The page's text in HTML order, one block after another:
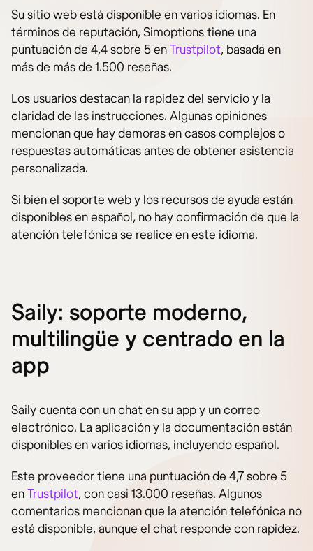
Su sitio web está disponible en varios idiomas. En
términos de reputación, Simoptions tiene una
puntuación de 4,4 sobre 5 enTrustpilot, basada en
más de más de 1.500 reseñas.
Los usuarios destacan la rapidez del servicio y la
claridad de las instrucciones. Algunas opiniones
mencionan que hay demoras en casos complejos o
respuestas automáticas antes de obtener asistencia
personalizada.
Si bien el soporte web y los recursos de ayuda están
disponibles en español, no hay confirmación de que la
atención telefónica se realice en este idioma.
Saily: soporte moderno,
multilingüe y centrado en la
app
Saily cuenta con un chat en su app y un correo
electrónico. La aplicación y la documentación están
disponibles en varios idiomas, incluyendo español.
Este proveedor tiene una puntuación de 4,7 sobre 5
enTrustpilot, con casi 13.000 reseñas. Algunos
comentarios mencionan que la atención telefónica no
está disponible, aunque el chat responde con rapidez.